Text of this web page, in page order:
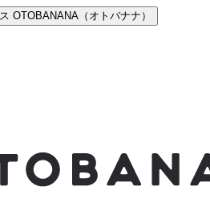
OTOBANANA（オトバナナ）